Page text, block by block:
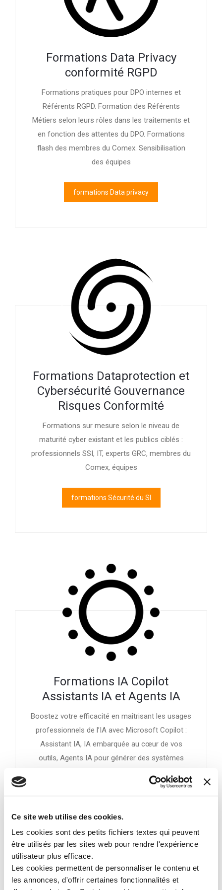
Ce site web utilise des cookies.
Les cookies sont des petits fichiers textes qui peuvent
être utilisés par les sites web pour rendre l'expérience
utilisateur plus efficace.
Les cookies permettent de personnaliser le contenu et
les annonces, d'offrir certaines fonctionnalités et
Formations Data Privacy
conformité RGPD
Formations pratiques pour DPO internes et
Référents RGPD. Formation des Référents
Métiers selon leurs rôles dans les traitements et
en fonction des attentes du DPO. Formations
flash des membres du Comex. Sensibilisation
des équipes
formations Data privacy
Formations Dataprotection et
Cybersécurité Gouvernance
Risques Conformité
Formations sur mesure selon le niveau de
maturité cyber existant et les publics ciblés :
professionnels SSI, IT, experts GRC, membres du
Comex, équipes
formations Sécurité du SI
Formations IA Copilot
Assistants IA et Agents IA
Boostez votre efficacité en maîtrisant les usages
professionnels de l’IA avec Microsoft Copilot :
Assistant IA, IA embarquée au cœur de vos
outils, Agents IA pour générer des systèmes
voir nos formations IA